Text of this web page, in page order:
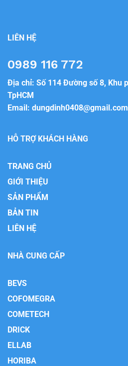
LIÊN HỆ
0989 116 772
Địa chỉ: Số 114 Đường số 8, Khu
TpHCM
Email: dungdinh0408@gmail.com
HỖ TRỢ KHÁCH HÀNG
TRANG CHỦ
GIỚI THIỆU
SẢN PHẨM
BẢN TIN
LIÊN HỆ
NHÀ CUNG CẤP
BEVS
COFOMEGRA
COMETECH
DRICK
ELLAB
HORIBA